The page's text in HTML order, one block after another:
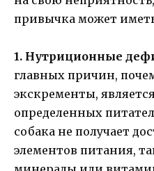
привычка может
1. Нутриционные
главных причин,
экскременты,
определенных
собака не получает
элементов питания,